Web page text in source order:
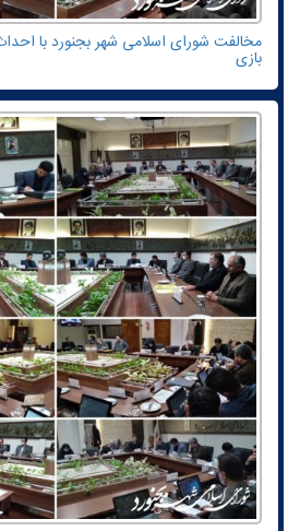
مخالفت شورای اسلامی شهر بجنورد با
بازی